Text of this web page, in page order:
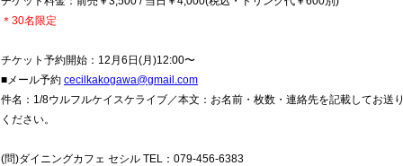
＊30名限定
チケット予約開始：12月6日(月)12:00〜
■メール予約 cecilkakogawa@gmail.com
件名：1/8ウルフルケイスケライブ／本文：お名前・枚数・連絡先を記載してお送り
ください。
(問)ダイニングカフェ セシル TEL：079-456-6383